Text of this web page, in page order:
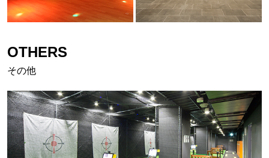
OTHERS
その他